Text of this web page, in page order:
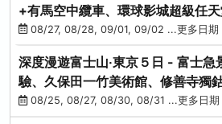
+有馬空中纜車、環球影城超級任
08/27, 08/28, 09/01, 09/02 ...更多日期
深度漫遊富士山‧東京５日 - 富士急
驗、久保田一竹美術館、修善寺獨
SAPHIR踴子號
08/25, 08/27, 08/30, 08/31 ...更多日期